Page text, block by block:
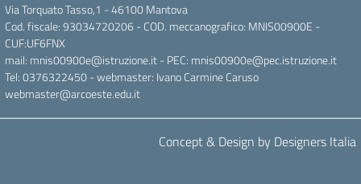
Via Torquato Tasso,1 - 46100 Mantova
Cod. fiscale: 93034720206 - COD. meccanografico: MNIS00900E -
CUF:UF6FNX
mail: mnis00900e@istruzione.it - PEC: mnis00900e@pec.istruzione.it
Tel: 0376322450 - webmaster: Ivano Carmine Caruso
webmaster@arcoeste.edu.it
Concept & Design by Designers Italia